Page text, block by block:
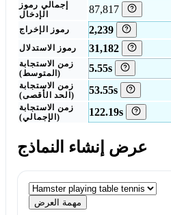
إجمالي رموز
الإدخال
87,817
رموز الإخراج 2,239
رموز الاستدلال 31,182
زمن الاستجابة
(المتوسط)
5.55s
زمن الاستجابة
(الحد الأقصى)
53.55s
زمن الاستجابة
(الإجمالي)
122.19s
عرض إنشاء النماذج
مهمة العرض